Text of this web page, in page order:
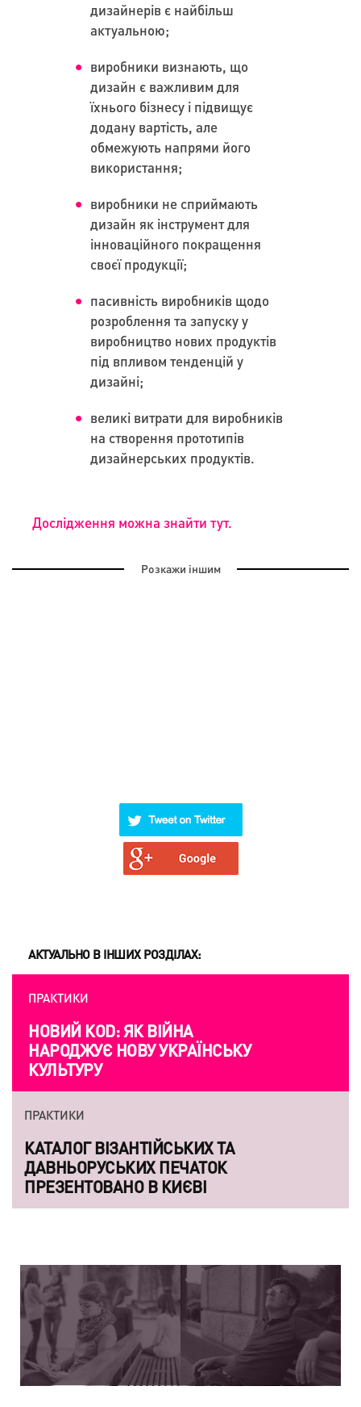
дизайнерів є найбільш
актуальною;
виробники визнають, що
дизайн є важливим для
їхнього бізнесу і підвищує
додану вартість, але
обмежують напрями його
використання;
виробники не сприймають
дизайн як інструмент для
інноваційного покращення
своєї продукції;
пасивність виробників щодо
розроблення та запуску у
виробництво нових продуктів
під впливом тенденцій у
дизайні;
великі витрати для виробників
на створення прототипів
дизайнерських продуктів.
Дослідження можна знайти тут.
Розкажи іншим
АКТУАЛЬНО В ІНШИХ РОЗДІЛАХ:
ПРАКТИКИ
НОВИЙ КОD: ЯК ВІЙНА
НАРОДЖУЄ НОВУ УКРАЇНСЬКУ
КУЛЬТУРУ
ПРАКТИКИ
КАТАЛОГ ВІЗАНТІЙСЬКИХ ТА
ДАВНЬОРУСЬКИХ ПЕЧАТОК
ПРЕЗЕНТОВАНО В КИЄВІ